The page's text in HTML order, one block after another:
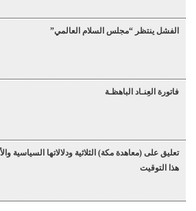
الفشل ينتظر “مجلس السلام العالمي”
فاتورة العِنـاد الباهظـة
تعليق على (معاهدة مكة) الثلاثية ودلالاتها السياسية
هذا التوقيت